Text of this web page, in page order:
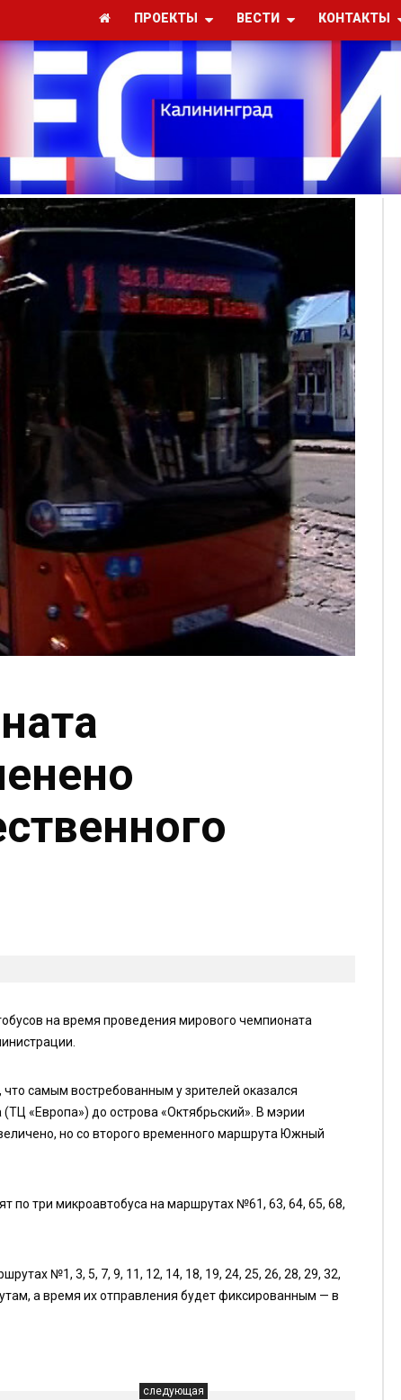
ПРОЕКТЫ ВЕСТИ КОНТАКТЫ
на время проведения мирового чемпионата
самым востребованным у зрителей оказался
«Европа») до острова «Октябрьский». В мэрии
но со второго временного маршрута Южный
по три микроавтобуса на маршрутах №61, 63, 64, 65, 68,
№1, 3, 5, 7, 9, 11, 12, 14, 18, 19, 24, 25, 26, 28, 29, 32,
а время их отправления будет фиксированным — в
следующая